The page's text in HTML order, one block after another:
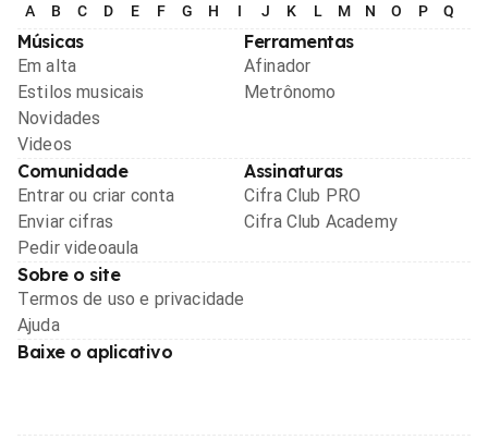
A B C D E F G H I J K L M N O P Q
Músicas
Em alta
Estilos musicais
Novidades
Videos
Ferramentas
Afinador
Metrônomo
Comunidade
Entrar ou criar conta
Enviar cifras
Pedir videoaula
Assinaturas
Cifra Club PRO
Cifra Club Academy
Sobre o site
Termos de uso e privacidade
Ajuda
Baixe o aplicativo